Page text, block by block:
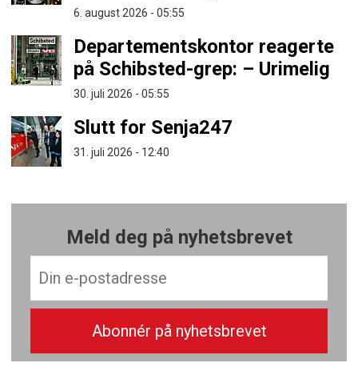
6. august 2026 - 05:55
Departementskontor reagerte
på Schibsted-grep: – Urimelig
30. juli 2026 - 05:55
Slutt for Senja247
31. juli 2026 - 12:40
Meld deg på nyhetsbrevet